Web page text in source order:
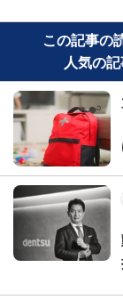
この記事の
人気の